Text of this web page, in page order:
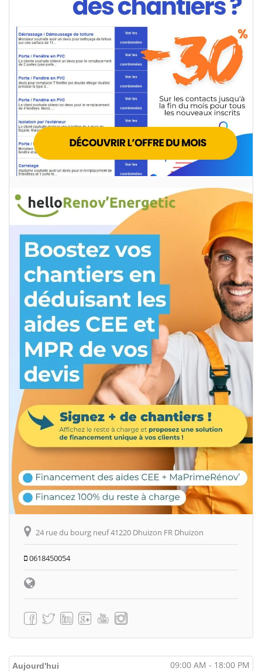
24 rue du bourg neuf 41220 Dhuizon FR Dhuizon
0618450054
Aujourd'hui 09:00 AM - 18:00 PM